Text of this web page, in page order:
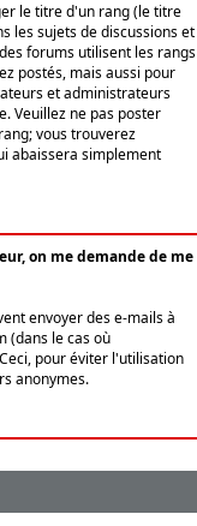
le titre d'un rang (le titre
les sujets de discussions et
forums utilisent les rangs
postés, mais aussi pour
et administrateurs
Veuillez ne pas poster
vous trouverez
abaissera simplement
on me demande de me
envoyer des e-mails à
(dans le cas où
pour éviter l'utilisation
anonymes.